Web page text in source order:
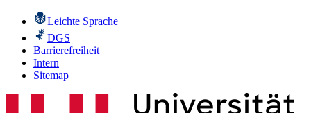
Leichte Sprache
DGS
Barrierefreiheit
Intern
Sitemap